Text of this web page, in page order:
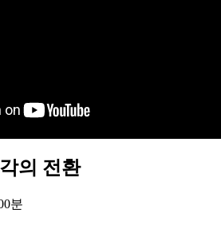
의 전환
분